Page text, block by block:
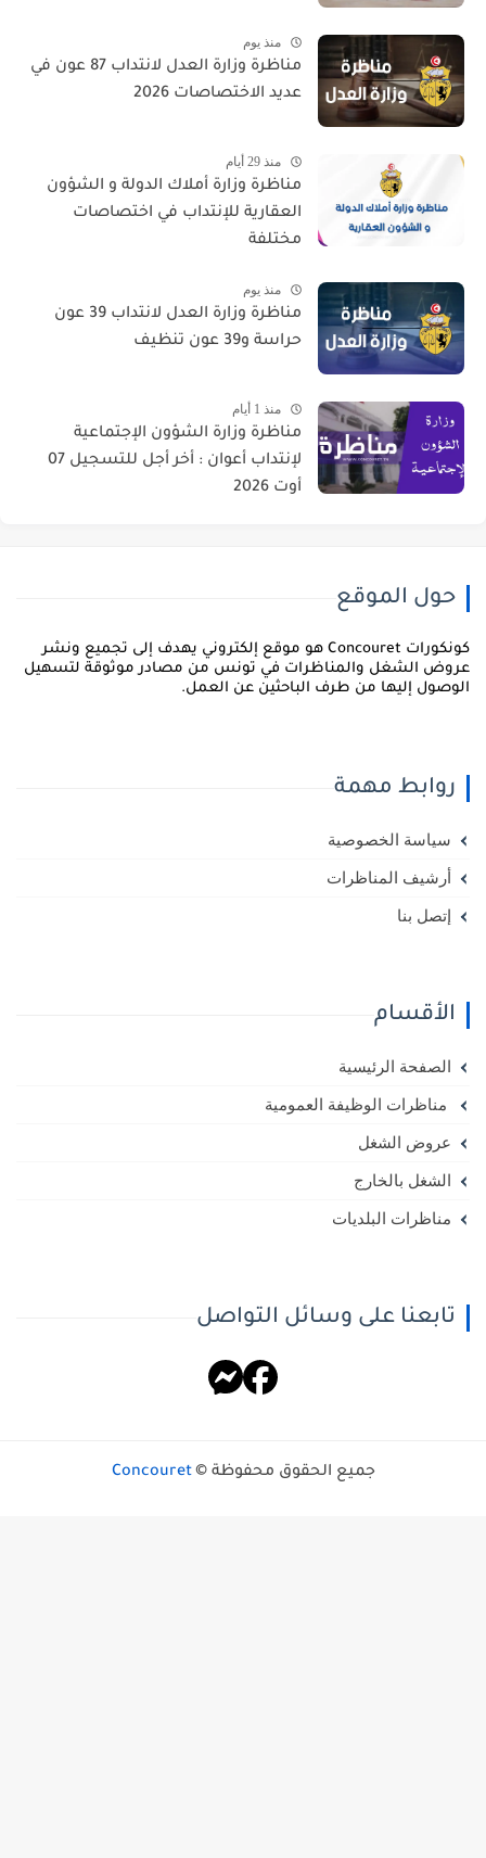
منذ يوم
مناظرة وزارة العدل لانتداب 87 عون في
عديد الاختصاصات 2026
منذ 29 أيام
مناظرة وزارة أملاك الدولة و الشؤون
العقارية للإنتداب في اختصاصات
مختلفة
منذ يوم
مناظرة وزارة العدل لانتداب 39 عون
حراسة و39 عون تنظيف
منذ 1 أيام
مناظرة وزارة الشؤون الإجتماعية
لإنتداب أعوان : أخر أجل للتسجيل 07
أوت 2026
حول الموقع
كونكورات Concouret هو موقع إلكتروني يهدف إلى تجميع ونشر
الشغل والمناظرات في تونس من مصادر موثوقة لتسهيل
إليها من طرف الباحثين عن العمل.
روابط مهمة
سياسة الخصوصية
أرشيف المناظرات
إتصل بنا
الأقسام
الصفحة الرئيسية
مناظرات الوظيفة العمومية
عروض الشغل
الشغل بالخارج
مناظرات البلديات
تابعنا على وسائل التواصل
جميع الحقوق محفوظة © Concouret